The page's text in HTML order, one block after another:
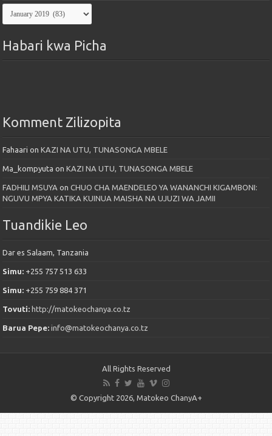
Kutoka
Maktaba
Habari kwa Picha
Komment Zilizopita
Fahaari onKAZI NA UTU, TUNASONGA MBELE
Ma_kompyuta onKAZI NA UTU, TUNASONGA MBELE
FADHILI MSUYA onCHUO CHA MAENDELEO YA WANANCHI KIGAMBONI:
NGUVU MPYA KATIKA KUINUA MAISHA NA UJUZI WA JAMII
Tuandikie Leo
Dar es Salaam, Tanzania
Simu: +255 757 513 633
Simu: +255 759 884 371
Tovuti: http://matokeochanya.co.tz
Barua Pepe:info@matokeochanya.co.tz
All Rights Reserved
© Copyright 2026, Matokeo ChanyA+